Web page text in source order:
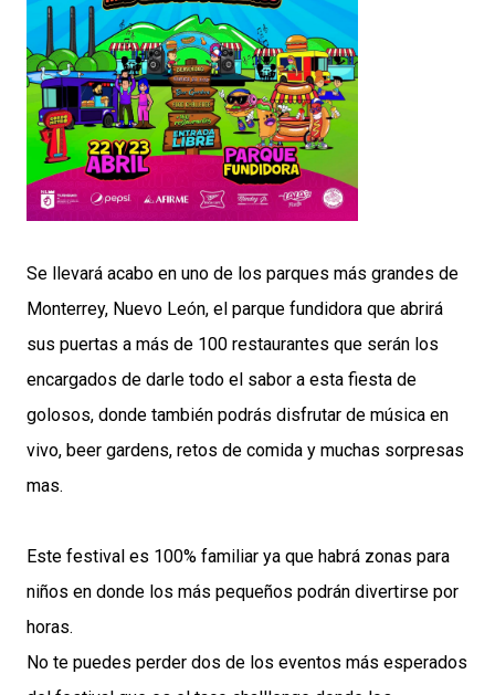
Se llevará acabo en uno de los parques más grandes de
Monterrey, Nuevo León, el parque fundidora que abrirá
sus puertas a más de 100 restaurantes que serán los
encargados de darle todo el sabor a esta fiesta de
golosos, donde también podrás disfrutar de música en
vivo, beer gardens, retos de comida y muchas sorpresas
mas.
Este festival es 100% familiar ya que habrá zonas para
niños en donde los más pequeños podrán divertirse por
horas.
No te puedes perder dos de los eventos más esperados